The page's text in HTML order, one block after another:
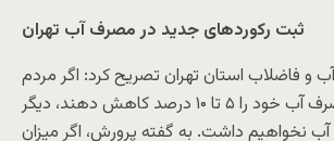
ثبت رکوردهای جدید در مصرف آب تهران
و فاضلاب استان تهران تصریح کرد: اگر مردم
تهران میزان مصرف آب خود را ۵ تا ۱۰ درصد کاهش دهند، دیگر
نخواهیم داشت. به گفته پرورش، اگر میزان